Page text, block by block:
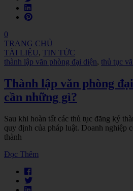
0
TRANG CHỦ
TÀI LIỆU, TIN TỨC
thành lập văn phòng đại diện, thủ tục
Thành lập văn phòng
cần những gì?
Sau khi hoàn tất các thủ tục đăng ký
quy định của pháp luật. Doanh nghiệp
thành
Đọc Thêm